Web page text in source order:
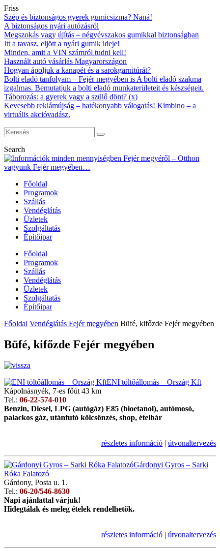
Friss
Szép és biztonságos gyerek gumicsizma? Naná!
A biztonságos nyári autózásról
Megszokás vagy újítás – négyévszakos gumikkal biztonságban
Itt a tavasz, eljött a nyári gumik ideje!
Minden, amit a VIN számról tudni kell!
Használt autó vásárlás Magyarországon
Hogyan ápoljuk a kanapét és a sarokgarnitúrát?
Bolti eladó tanfolyam – Fejér megyében is A bolti eladó szakma
izgalmas. Bemutatjuk a bolti eladó munkaterületeit és készségeit.
Táborozás: a gyerek vagy a szülő dönt? (x)
Kevesebb reklámújság – hatékonyabb válogatás! Kimbino – a
virtuális akcióvadász.
Search
Főoldal
Programok
Szállás
Vendéglátás
Üzletek
Szolgáltatás
Építőipar
Főoldal
Programok
Szállás
Vendéglátás
Üzletek
Szolgáltatás
Építőipar
Főoldal Vendéglátás Fejér megyében Büfé, kifőzde Fejér megyében
Büfé, kifőzde Fejér megyében
ENI töltőállomás – Ország Kft
Kápolnásnyék, 7-es főút 43 km
Tel.: 06-22-574-010
Benzin, Diesel, LPG (autógáz) E85 (bioetanol), autómosó,
palackos gáz, utánfutó kölcsönzés, shop, ételbár
részletes információ | útvonaltervezés
Gárdonyi Gyros – Sarki
Róka Falatozó
Gárdony, Posta u. 1.
Tel.: 06-20/546-8630
Napi ajánlattal várjuk!
Hidegtálak és meleg ételek rendelhetők.
részletes információ | útvonaltervezés